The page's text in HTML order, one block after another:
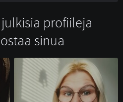
profiileja
sinua